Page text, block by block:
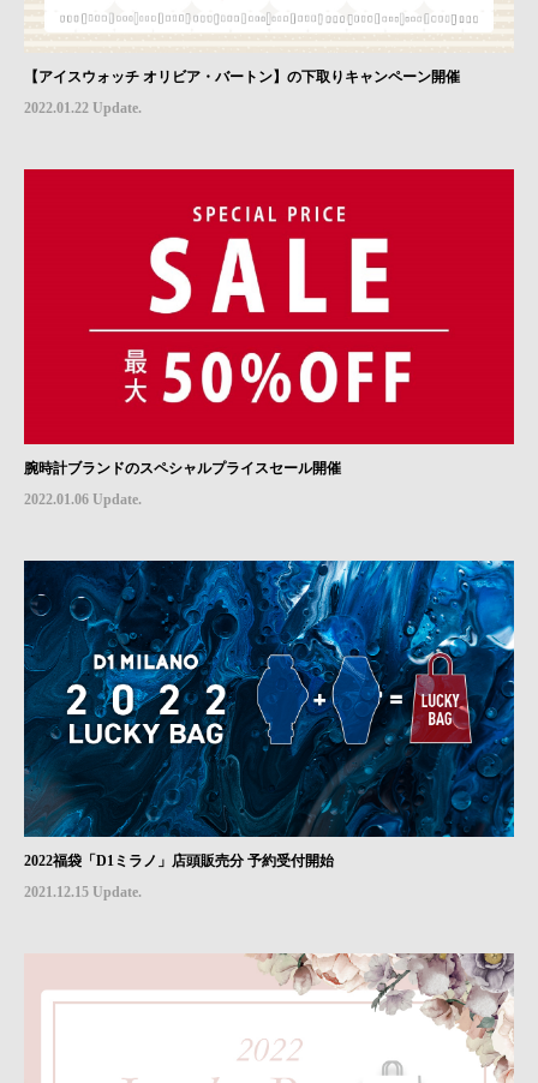
【アイスウォッチ オリビア・バートン】の下取りキャンペーン開催
2022.01.22 Update.
腕時計ブランドのスペシャルプライスセール開催
2022.01.06 Update.
2022福袋「D1ミラノ」店頭販売分 予約受付開始
2021.12.15 Update.